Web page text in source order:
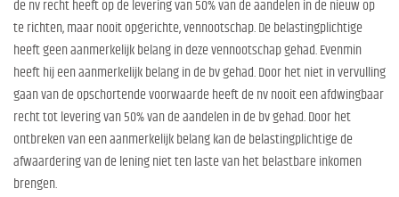
de nv recht heeft op de levering van 50% van de aandelen in de nieuw op
te richten, maar nooit opgerichte, vennootschap. De belastingplichtige
heeft geen aanmerkelijk belang in deze vennootschap gehad. Evenmin
heeft hij een aanmerkelijk belang in de bv gehad. Door het niet in vervulling
gaan van de opschortende voorwaarde heeft de nv nooit een afdwingbaar
recht tot levering van 50% van de aandelen in de bv gehad. Door het
ontbreken van een aanmerkelijk belang kan de belastingplichtige de
afwaardering van de lening niet ten laste van het belastbare inkomen
brengen.